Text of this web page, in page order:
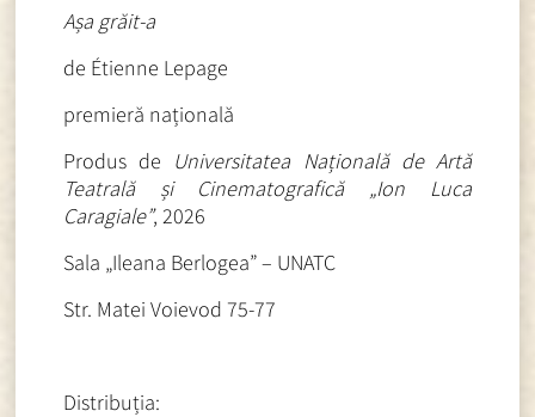
Așa grăit-a
de Étienne Lepage
premieră națională
Produs de Universitatea Națională de Artă
Teatrală și Cinematografică „Ion Luca
Caragiale”, 2026
Sala „Ileana Berlogea” – UNATC
Str. Matei Voievod 75-77
Distribuția: